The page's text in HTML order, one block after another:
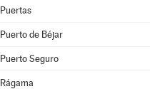
Puertas
Puerto de Béjar
Puerto Seguro
Rágama